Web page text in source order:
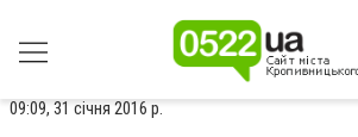
09:09, 31 січня 2016 р.